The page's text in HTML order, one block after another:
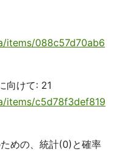
items/088c57d70ab6
向けて: 21
items/c5d78f3def819
めの、統計(0)と確率